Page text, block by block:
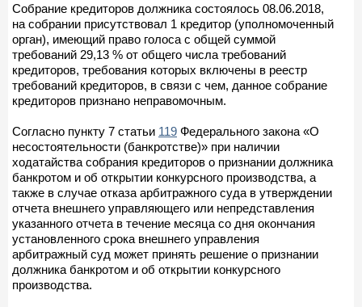
Собрание кредиторов должника состоялось 08.06.2018,
на собрании присутствовал 1 кредитор (уполномоченный
орган), имеющий право голоса с общей суммой
требований 29,13 % от общего числа требований
кредиторов, требования которых включены в реестр
требований кредиторов, в связи с чем, данное собрание
кредиторов признано неправомочным.
Согласно пункту 7 статьи 119 Федерального закона «О
несостоятельности (банкротстве)» при наличии
ходатайства собрания кредиторов о признании должника
банкротом и об открытии конкурсного производства, а
также в случае отказа арбитражного суда в утверждении
отчета внешнего управляющего или непредставления
указанного отчета в течение месяца со дня окончания
установленного срока внешнего управления
арбитражный суд может принять решение о признании
должника банкротом и об открытии конкурсного
производства.